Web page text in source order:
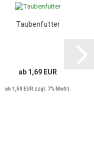
Taubenfutter
ab 1,69 EUR
ab 1,58 EUR zzgl. 7% MwSt.